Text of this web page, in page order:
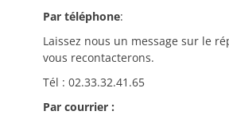
Par téléphone:
Laissez nous un message sur le
vous recontacterons.
Tél : 02.33.32.41.65
Par courrier :